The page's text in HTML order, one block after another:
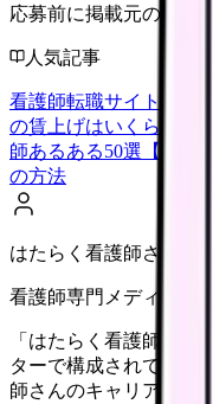
応募前に掲載元の最新
人気記事
看護師転職サイトラン
の賃上げはいくら？
師あるある50選【共感
の方法
はたらく看護師さん編集
看護師専門メディア
「はたらく看護師さん
ターで構成されていま
師さんのキャリア・転